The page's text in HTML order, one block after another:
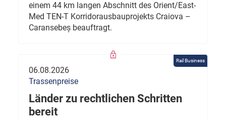
einem 44 km langen Abschnitt des Orient/East-
Med TEN-T Korridorausbauprojekts Craiova –
Caransebeș beauftragt.
Rail Business
06.08.2026
Trassenpreise
Länder zu rechtlichen Schritten
bereit